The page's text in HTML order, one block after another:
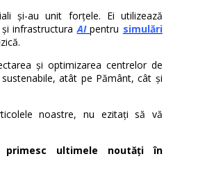
și-au unit forțele. Ei utilizează
și infrastructuraAI pentru simulări
și optimizarea centrelor de
atât pe Pământ, cât și
noastre, nu ezitați să vă
ultimele noutăți în